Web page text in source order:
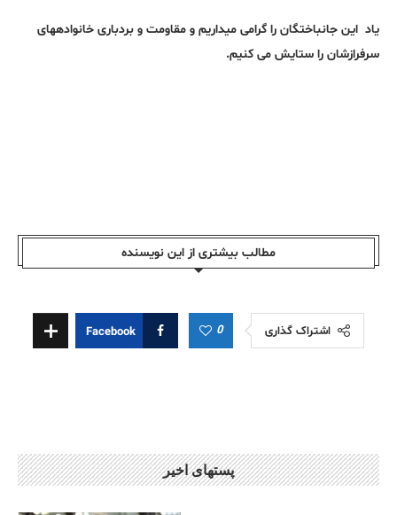
یاد این جانباختگان را گرامی میداریم و مقاومت و بردباری خانوادههای
سرفرازشان را ستایش می کنیم.
مطالب بیشتری از این نویسندە
اشتراک گذاری 0
Facebook
پستهای اخیر